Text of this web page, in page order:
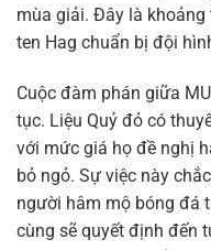
mùa giải. Đây là khoảng
ten Hag chuẩn bị đội
Cuộc đàm phán giữa
tục. Liệu Quỷ đỏ có
với mức giá họ đề nghị
bỏ ngỏ. Sự việc này
người hâm mộ bóng đá
cùng sẽ quyết định đến